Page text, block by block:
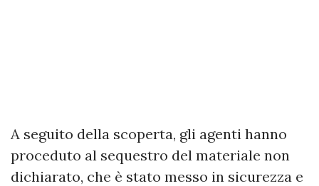
A seguito della scoperta, gli agenti hanno
proceduto al sequestro del materiale non
dichiarato, che è stato messo in sicurezza e